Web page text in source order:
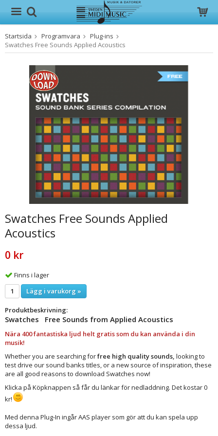
Produkten har blivit tillagd i varukorgen
Startsida Programvara
Plug-ins
Swatches Free Sounds Applied Acoustics
Swatches Free Sounds Applied
Acoustics
0 kr
Finns i lager
Lägg i varukorg »
Produktbeskrivning:
Swatches Free Sounds from Applied Acoustics
Nära 400 fantastiska ljud helt gratis som du kan använda i din
musik!
Whether you are searching forfree high quality sounds, looking to
test drive our sound banks titles, or a new source of inspiration, these
are all good reasons to download Swatches now!
Klicka på Köpknappen så får du länkar för nedladdning. Det kostar 0
kr!
Med denna Plug-In ingår AAS player som gör att du kan spela upp
dessa ljud.